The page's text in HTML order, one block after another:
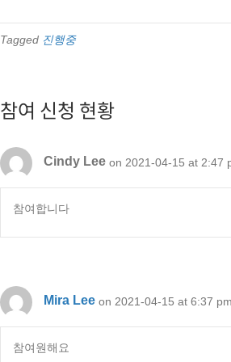
Tagged 진행중
참여 신청 현황
Cindy Lee on 2021-04-15 at 2:47
참여합니다
Mira Lee on 2021-04-15 at 6:37
참여원해요